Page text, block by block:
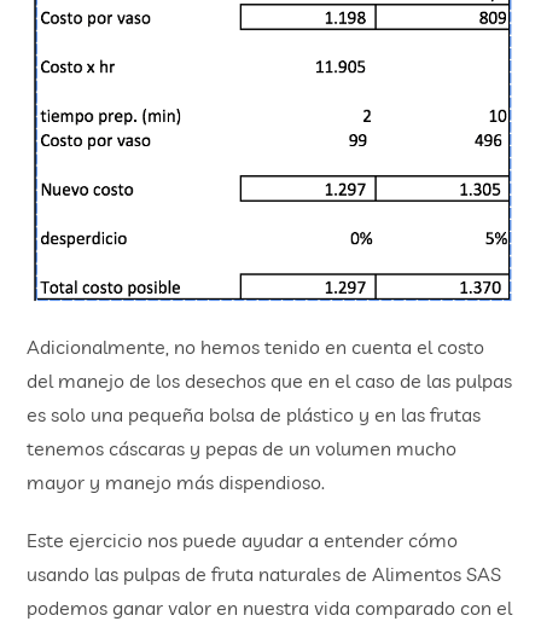
Adicionalmente, no hemos tenido en cuenta el costo
del manejo de los desechos que en el caso de las pulpas
es solo una pequeña bolsa de plástico y en las frutas
tenemos cáscaras y pepas de un volumen mucho
mayor y manejo más dispendioso.
Este ejercicio nos puede ayudar a entender cómo
usando las pulpas de fruta naturales de Alimentos SAS
podemos ganar valor en nuestra vida comparado con el